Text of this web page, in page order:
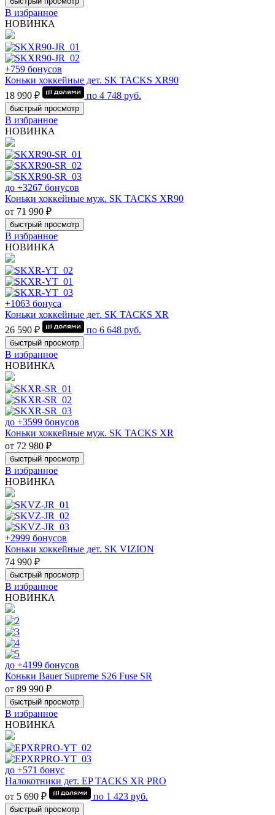
В избранное
НОВИНКА
+759 бонусов
Коньки хоккейные дет. SK TACKS XR90
18 990 ₽
по 4 748 руб.
быстрый просмотр
В избранное
НОВИНКА
до +3267 бонусов
Коньки хоккейные муж. SK TACKS XR90
от 71 990 ₽
быстрый просмотр
В избранное
НОВИНКА
+1063 бонуса
Коньки хоккейные дет. SK TACKS XR
26 590 ₽
по 6 648 руб.
быстрый просмотр
В избранное
НОВИНКА
до +3599 бонусов
Коньки хоккейные муж. SK TACKS XR
от 72 980 ₽
быстрый просмотр
В избранное
НОВИНКА
+2999 бонусов
Коньки хоккейные дет. SK VIZION
74 990 ₽
быстрый просмотр
В избранное
НОВИНКА
до +4199 бонусов
Коньки Bauer Supreme S26 Fuse SR
от 89 990 ₽
быстрый просмотр
В избранное
НОВИНКА
до +571 бонус
Налокотники дет. EP TACKS XR PRO
от 5 690 ₽
по 1 423 руб.
быстрый просмотр